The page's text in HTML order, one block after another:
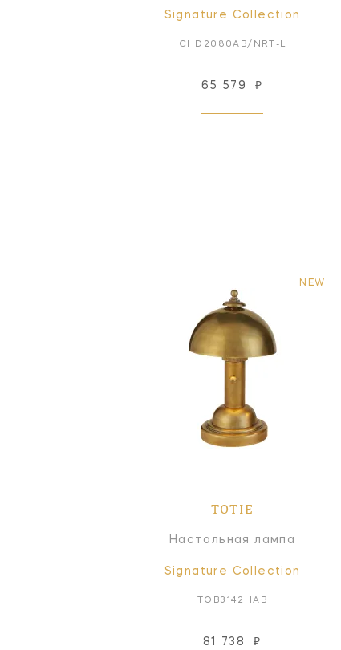
Signature Collection
CHD2080AB/NRT-L
65 579 ₽
NEW
TOTIE
Настольная лампа
Signature Collection
TOB3142HAB
81 738 ₽